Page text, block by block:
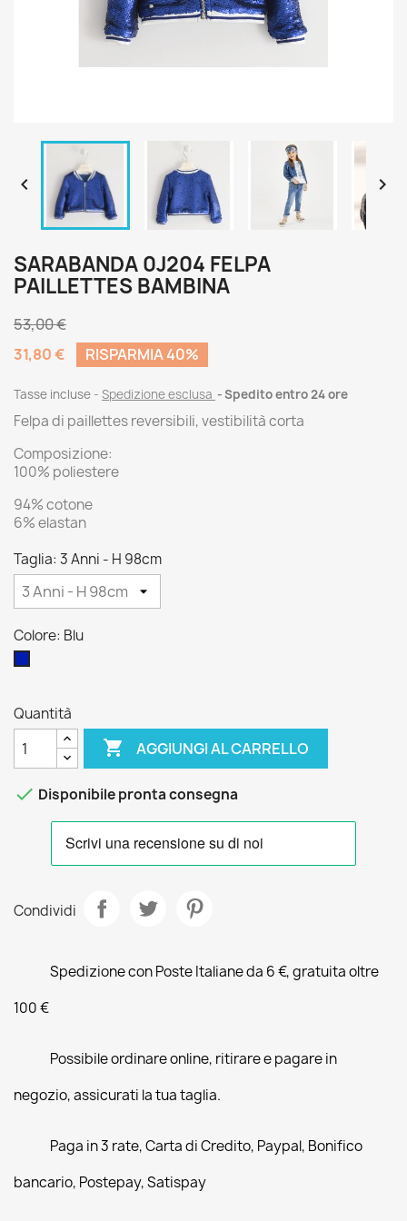
 
SARABANDA 0J204 FELPA
PAILLETTES BAMBINA
53,00 €
31,80 €
RISPARMIA 40%
Tasse incluse Spedizione esclusa Spedito entro 24 ore
Felpa di paillettes reversibili, vestibilità corta
Composizione:
100% poliestere
94% cotone
6% elastan
Taglia: 3 Anni - H 98cm
Colore: Blu
Quantità
 AGGIUNGI AL CARRELLO
 Disponibile pronta consegna
Condividi
Spedizione con Poste Italiane da 6 €, gratuita oltre
100 €
Possibile ordinare online, ritirare e pagare in
negozio, assicurati la tua taglia.
Paga in 3 rate, Carta di Credito, Paypal, Bonifico
bancario, Postepay, Satispay